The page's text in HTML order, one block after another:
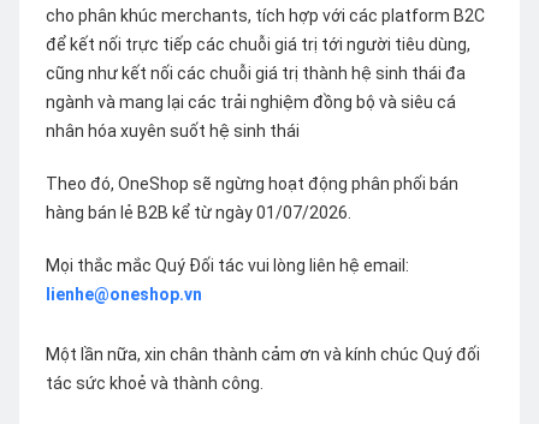
cho phân khúc merchants, tích hợp với các platform B2C
để kết nối trực tiếp các chuỗi giá trị tới người tiêu dùng,
cũng như kết nối các chuỗi giá trị thành hệ sinh thái đa
ngành và mang lại các trải nghiệm đồng bộ và siêu cá
nhân hóa xuyên suốt hệ sinh thái
Theo đó, OneShop sẽ ngừng hoạt động phân phối bán
hàng bán lẻ B2B kể từ ngày 01/07/2026.
Mọi thắc mắc Quý Đối tác vui lòng liên hệ email:
lienhe@oneshop.vn
Một lần nữa, xin chân thành cảm ơn và kính chúc Quý đối
tác sức khoẻ và thành công.